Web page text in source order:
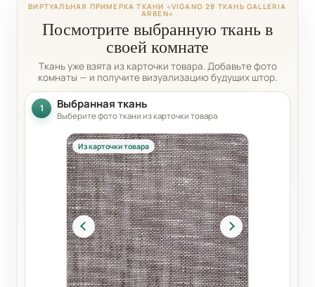
ВИРТУАЛЬНАЯ ПРИМЕРКА ТКАНИ «VIGANO 28 ТКАНЬ GALLERIA
ARBEN»
Посмотрите выбранную ткань в
своей комнате
Ткань уже взята из карточки товара. Добавьте фото
комнаты — и получите визуализацию будущих штор.
1 Выбранная ткань
Выберите фото ткани из карточки товара
Из карточки товара